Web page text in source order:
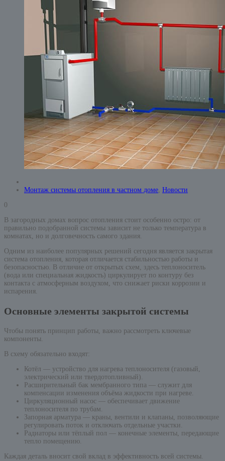
Монтаж системы отопления в частном доме, Новости
0
В загородных домах вопрос отопления стоит особенно остро: от
правильно подобранной системы зависит не только температура в
комнатах, но и долговечность самого здания.
Одним из наиболее популярных решений сегодня является закрытая
система отопления, которая отличается стабильностью работы и
безопасностью. В отличие от открытых схем, здесь теплоноситель
(вода или специальная жидкость) циркулирует по контуру без
контакта с атмосферным воздухом, что снижает риски коррозии и
испарения.
Основные элементы закрытой системы
Чтобы понять принцип работы, важно рассмотреть ключевые
компоненты.
В схему обязательно входят:
Котёл — устройство для нагрева теплоносителя (газовый,
электрический или твердотопливный).
Расширительный бак мембранного типа — служит для
компенсации изменения объёма жидкости при нагреве.
Циркуляционный насос — обеспечивает движение
теплоносителя по трубам.
Запорная арматура — краны, вентили и клапаны, позволяющие
регулировать поток и отключать отдельные участки.
Радиаторы или тёплый пол — конечные элементы, передающие
тепло помещению.
Каждая деталь вносит свой вклад в эффективность всей системы.